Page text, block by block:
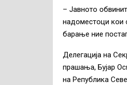
– Јавното
надоместоци кои
барање ние
Делегација на
прашања, Бујар
на Република